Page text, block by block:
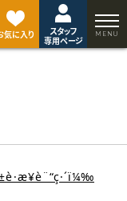
気に入り
スタッフ
専用ページ